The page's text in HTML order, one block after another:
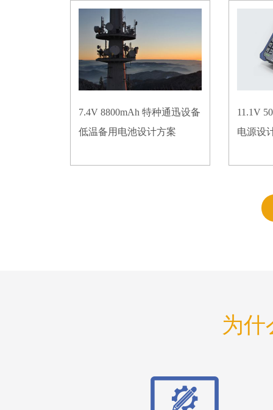
7.4V 8800mAh 特种通迅设备
低温备用电池设计方案
11.1V
电源设
为什